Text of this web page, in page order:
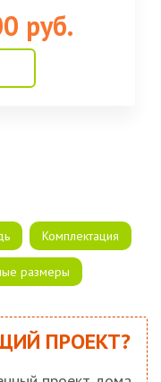
руб.
Комплектация
размеры
ПРОЕКТ?